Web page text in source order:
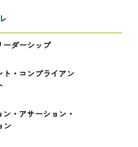
ーダーシップ
ト・コンプライアン
・アサーション・
ン